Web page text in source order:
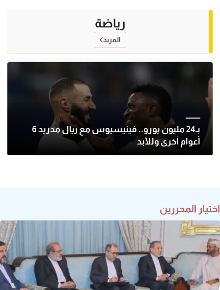
رياضة
المزيد
بـ24 مليون يورو.. فينيسيوس مع ريال مدريد 6
أعوام أخرى وللأبد
اختيار المحررين